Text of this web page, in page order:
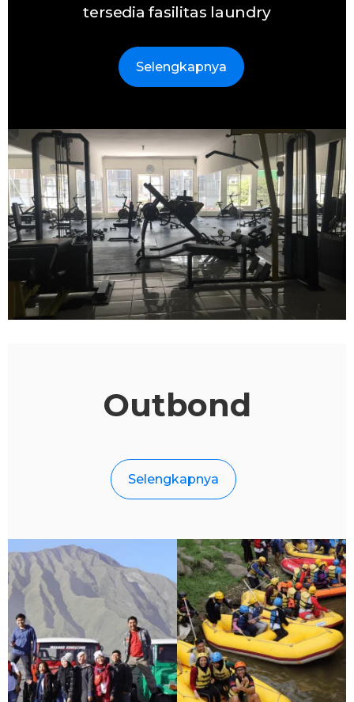
tersedia fasilitas laundry
Selengkapnya
Outbond
Selengkapnya